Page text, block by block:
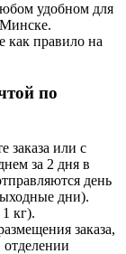
удобном для
как правило на
по
заказа или с
за 2 дня в
день
дни).
кг).
заказа,